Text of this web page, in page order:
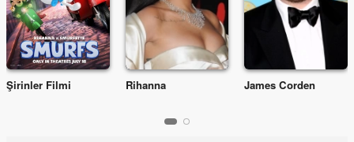
Şirinler Filmi Rihanna James Corden